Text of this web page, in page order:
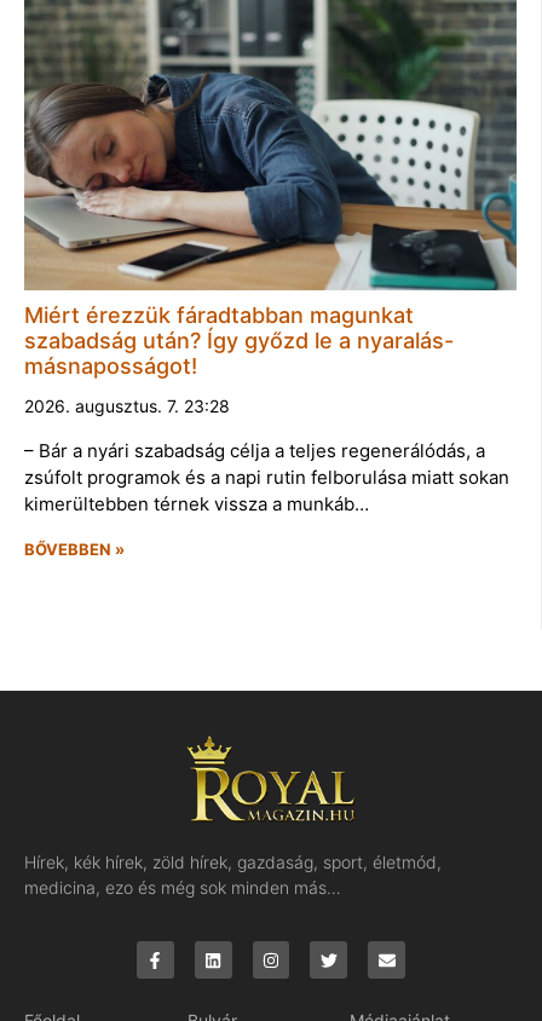
Miért érezzük fáradtabban magunkat
szabadság után? Így győzd le a nyaralás-
másnaposságot!
2026. augusztus. 7. 23:28
– Bár a nyári szabadság célja a teljes regenerálódás, a
zsúfolt programok és a napi rutin felborulása miatt sokan
kimerültebben térnek vissza a munkáb…
BŐVEBBEN »
Hírek, kék hírek, zöld hírek, gazdaság, sport, életmód,
medicina, ezo és még sok minden más…